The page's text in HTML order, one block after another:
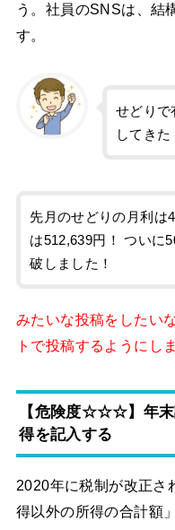
う。社員のSNSは、結
す。
せどりで
してきた
先月のせどりの月利は
は512,639円！ ついに
破しました！
みたいな投稿をしたい
トで投稿するようにし
【危険度☆☆☆】年末
得を記入する
2020年に税制が改正さ
得以外の所得の合計額